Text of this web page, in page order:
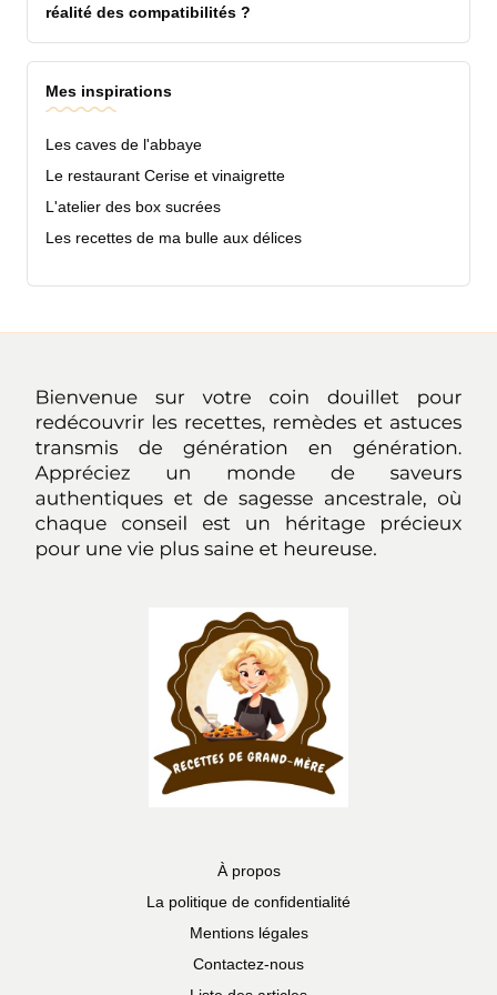
réalité des compatibilités ?
Mes inspirations
Les caves de l'abbaye
Le restaurant Cerise et vinaigrette
L'atelier des box sucrées
Les recettes de ma bulle aux délices
À propos
La politique de confidentialité
Mentions légales
Contactez-nous